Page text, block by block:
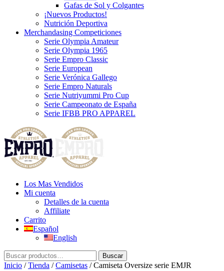
Gafas de Sol y Colgantes
¡Nuevos Productos!
Nutrición Deportiva
Merchandasing Competiciones
Serie Olympia Amateur
Serie Olympia 1965
Serie Empro Classic
Serie European
Serie Verónica Gallego
Serie Empro Naturals
Serie Nutriyummi Pro Cup
Serie Campeonato de España
Serie IFBB PRO APPAREL
Los Mas Vendidos
Mi cuenta
Detalles de la cuenta
Affiliate
Carrito
Español
English
Buscar
por:
Buscar
Inicio /Tienda /Camisetas / Camiseta Oversize serie EMJR